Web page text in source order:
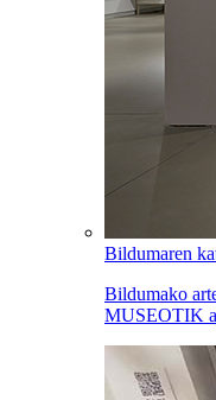
Bildumaren
Bildumako
MUSEOTIK